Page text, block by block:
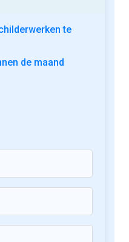
te
de maand